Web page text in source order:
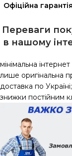
Офіційна гарантія
Переваги
в нашому
мінімальна інтернет
лише оригінальна
доставка по Україні;
знижки постійним